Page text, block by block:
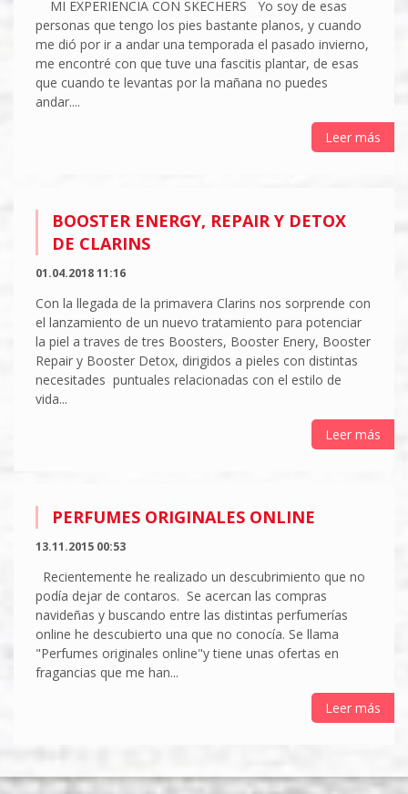
MI EXPERIENCIA CON SKECHERS Yo soy de esas
personas que tengo los pies bastante planos, y cuando
me dió por ir a andar una temporada el pasado invierno,
me encontré con que tuve una fascitis plantar, de esas
que cuando te levantas por la mañana no puedes
andar....
Leer más
BOOSTER ENERGY, REPAIR Y DETOX
DE CLARINS
01.04.2018 11:16
Con la llegada de la primavera Clarins nos sorprende con
el lanzamiento de un nuevo tratamiento para potenciar
la piel a traves de tres Boosters, Booster Enery, Booster
Repair y Booster Detox, dirigidos a pieles con distintas
necesitades puntuales relacionadas con el estilo de
vida...
Leer más
PERFUMES ORIGINALES ONLINE
13.11.2015 00:53
Recientemente he realizado un descubrimiento que no
podía dejar de contaros. Se acercan las compras
navideñas y buscando entre las distintas perfumerías
online he descubierto una que no conocía. Se llama
"Perfumes originales online"y tiene unas ofertas en
fragancias que me han...
Leer más